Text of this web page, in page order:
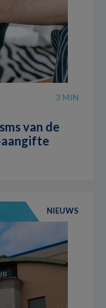
3 MIN
van de
NIEUWS